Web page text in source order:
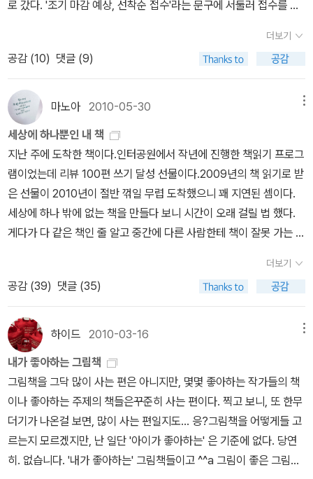
한다, 앞서간다, 똑똑하다, 예쁘다, 재치 있다, 성공했다...흔히 자신을
히 포괄적이고 모호한 판단 아래 이뤄진다...- P125'전에는 고통스러
웠던 일이 이제는 괜찮아지는 것, 다시 태어나는 것과 마찬가지거든
요.'- P160차단되고 싶으면서도 완전하게는 차단되기 싫은 마음. 그
것이 우리를 존재하게 한 것이다. 그러고 싶으면서도 그러기 싫은 마
음의 미묘함을 유리처럼 간단하게 전달하고 있는 물체는 없는 것 같
다.- ‘마음사전‘, 김소연, 마음산책- P241우정의 필요조건은 상대방
에게 잘 맞춰주는 것이 아닙니다. 거절당하고 상처받을 위험에도 불
구하고 나를 있는 그대로 보여줄 수 있느냐에 우정의 진실함 정도가
결정된다고 생각합니다.- P271자격지심이 무서운 이유는 자신이 가
'즐거운 책읽기'로 정해 두었는데, 이 책은 그런점에서 매우 활용도가
높을 책이다. 방학 동안 저, 고학년 하루씩 잡아 독서교실을 할 생각인
데, 그 때 하고 싶은 놀이가 이 책에 들어 있어 접어 표시를 해 두었다.
아트홀에서 열리는 세계팝아트전 초대권이다. 4인가족 함께 갈 수 있
는 초대장을 나 줄거라고 가지고 오신 언냐! 기대가 된다. <<이상한
나라의 앨리스>>에 관한 작품이 멋지던데, 직접 볼 수 있다니 신 난
다. 9월은 독서의 달, 각 학교에서는 독서 행사가 열리고 있는
데, 다양한 이야기들이 있다. 그 중에는 참 좋은 이야기도 있지만 행사
를 멋지게 하고 싶은 선생님과 뭐 그런 데에 시간을 투자하냐고 마땅
찮아 하는 선생님들이 계셔서 속 상헀던 이야기도 주고 받았다. 계발
활동을 이끄시는 조**선생님의 이야기를 듣고 우리 모두 한 시간 수
부분인 교실, 축구부, 배드민턴부와 같은 운동부에 가고 싶어 열심히
가위바위보를 했으나 지는 바람에 갈 곳 없어 선택한 그림책 읽기부
에서 그들이 느낄 인생역전(?! ㅋ~) Q. 너희들은 죽음이라는 것이 뭐
라고 생각하니?이 질문으로 수업을 여셨다고 한다. 불교의 윤회를 설
명하시면서 잘 살면 다시 사람으로 태어날 수 있다는 이야기도 해 주
셨단다. 이 책을 나도 읽었는데, 이 책이 이리 매력있는 책인지 몰랐
다. 선생님의 이야기를 듣고서 다시 한 번 읽어봐야겠고, 이 책으로 이
야기를 풀어보면 아이들을 조금 더 착하게 살도록 할 수 있겠다는 생
각이 들었다. 책을 읽어주다 보면 호랑이의 전생을 들여다 보는 장면
이 나온다. 그 첫 이야기가 <<해와 달이 된 오누이>>에서 해코지하
는 호랑이 이야기다. 아이들에게 이 이야기를 아느냐 물으니 뭐라뭐
로 갔다. '조기 마감 예상, 선착순 접수'라는 문구에 서둘러 접수를 했
실에서 책걸상을 가져와서 여기저기 많이들 앉으셨다. 어떤 분은 앞
서 받은 연수에서 주최측에서 강사를 소개하시면서 이번 연수에 조의
래 선생님을 모시지 못한 것이 너무 죄송하다고 말씀하셨다고 한다.
해운대 지회장님께서는 조의래 선생님 연수를 들으시고 너무 감동 받
으셔서 이번에 이 연수를 기획하셨다고 한다. 시작하기 전부터 기대
가 되기 시작했다. 연수학점 없는 종일 연수에 이만큼 모이신 선생님
들 열정도 참으로 대단했다. 나를 포함해서 말이다. ㅎㅎ~조의래 선
생님 강의를 들으면서 읽고 싶은 책을 또 많이도 담아 두었다. 전집 도
서도 사지 않건만, 매월 20만원 30만원이 넘는 돈을 책값으로 결제
하고 있는 게 우리 집 경제 수준에 무리라는 판단하에 올 목표를 책 좀
적게 사기로 잠정적으로 정해 두었건만, 선생님은 또 나의 결심을 흔
들리게 만드신다.책을 어떻게 읽어야 하는가라는 고민보다는 무엇을
읽어야 하는가에 대한 고민이 우선 되어야 하고, 그 보다는 왜 읽어야
이드에게 왜 책을 읽히고 있나를 계속 생가해 본다. 책을 좋아했던 동
서양의 위인들이 읽었던 공통적인 책들을 읽는다면 우리도 그들처럼
위대해질 수 있지 않겠냐시면서 문사철(=인문학, 문학, 역사, 척학)
에 관한 이야기를 위인들의 에피소드와 함께 들려 주셨다. 그러는 과
정에 제법 묵직한 책들(내 수준에는)을 접해보아야겠다는 동기를 부
여해 주셨다. 강의를 하는 내도록 풀어주신 책 중에서 관심을 가지고
메모한 책을 잠깐 담아보면 다음과 같다. 이 책은 철학입문서로 추천
할 만한 책이라고 한다. 철학하면 골치아프고 어려운 것이라고 생각
더보기
공감 (10) 댓글 (9)
마노아2010-05-30
세상에 하나뿐인 내 책
지난 주에 도착한 책이다.인터공원에서 작년에 진행한 책읽기 프로그
램이었는데 리뷰 100편 쓰기 달성 선물이다.2009년의 책 읽기로 받
은 선물이 2010년이 절반 꺾일 무렵 도착했으니 꽤 지연된 셈이다.
세상에 하나 밖에 없는 책을 만들다 보니 시간이 오래 걸릴 법 했다.
게다가 다 같은 책인 줄 알고 중간에 다른 사람한테 책이 잘못 가는 배
한테는 다른 책 없이 바로 도착했다.^^내 이름 박힌 책을 보니 기분이
참 좋았다. 하핫, 쑥스럽고 부끄럽고 으쓱했달까. 그러니 서점 가판대
에까지 진열된 자기 책을 보는 기분은 오죽할까. 연애하듯 설레지 않
을까 싶다.표지가 얇은 게 유일한 흠이었다. 하지만 제작단가를 생각
해야지...각자 고른 100개의 리뷰가 실리는 건데 사진 리뷰가 많아서
530쪽이나 된다. 컬러 사진이 아니니 괜찮다고 했는데 막 미안했다
능...이런 프로그램이 있다는 걸 모르다가 작년 초에 상해 다녀온 직후
부터 도전했더니 날짜가 2월이다. 내가 고른 첫번째 리뷰.제목이 줄
을 넘어가면 사이즈를 줄였다면 좋았겠지만, 역시 그런 주문은 무리
라는 걸 안다. (알지만 아쉽다. ㅎㅎ)왼쪽은 시간 상자 리뷰, 오른 쪽
은 더 리더.흑백 사진도 생각외로 잘 나왔다. 사진이 크면 편집열이 뒤
더보기
공감 (39) 댓글 (35)
하이드 2010-03-16
내가 좋아하는 그림책
그림책을 그닥 많이 사는 편은 아니지만, 몇몇 좋아하는 작가들의 책
이나 좋아하는 주제의 책들은꾸준히 사는 편이다. 찍고 보니, 또 한무
더기가 나온걸 보면, 많이 사는 편일지도... 응?그림책을 어떻게들 고
르는지 모르겠지만, 난 일단 '아이가 좋아하는' 은 기준에 없다. 당연
히. 없습니다. '내가 좋아하는' 그림책들이고 ^^a 그림이 좋은 그림책